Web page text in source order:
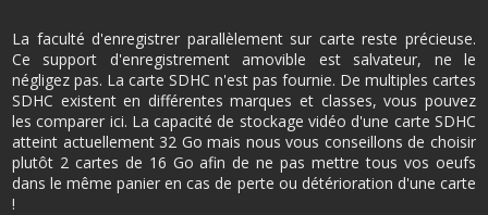
La faculté d'enregistrer parallèlement sur carte reste précieuse.
Ce support d'enregistrement amovible est salvateur, ne le
négligez pas. La carte SDHC n'est pas fournie. De multiples cartes
SDHC existent en différentes marques et classes, vous pouvez
les comparer ici. La capacité de stockage vidéo d'une carte SDHC
atteint actuellement 32 Go mais nous vous conseillons de choisir
plutôt 2 cartes de 16 Go afin de ne pas mettre tous vos oeufs
dans le même panier en cas de perte ou détérioration d'une carte
!